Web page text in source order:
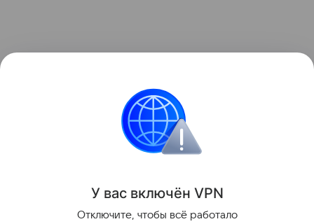
Ранее рекордные засухиобнажили
немецких кораблей у берегов Сербии.
У вас включён VPN
Отключите, чтобы всё работало